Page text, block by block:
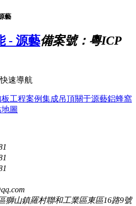
藝
備案號：粵ICP
快速導航
工程案例集成吊頂關于源藝鋁蜂窩
圖
獅山鎮羅村聯和工業區東區16路9號